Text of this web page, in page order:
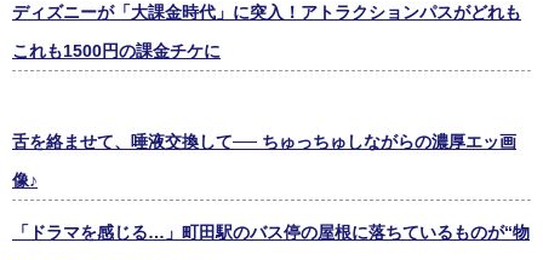
ディズニーが「大課金時代」に突入！アトラクションパスがどれも
これも1500円の課金チケに
舌を絡ませて、唾液交換して── ちゅっちゅしながらの濃厚エッ画
像♪
「ドラマを感じる…」町田駅のバス停の屋根に落ちているものが“物